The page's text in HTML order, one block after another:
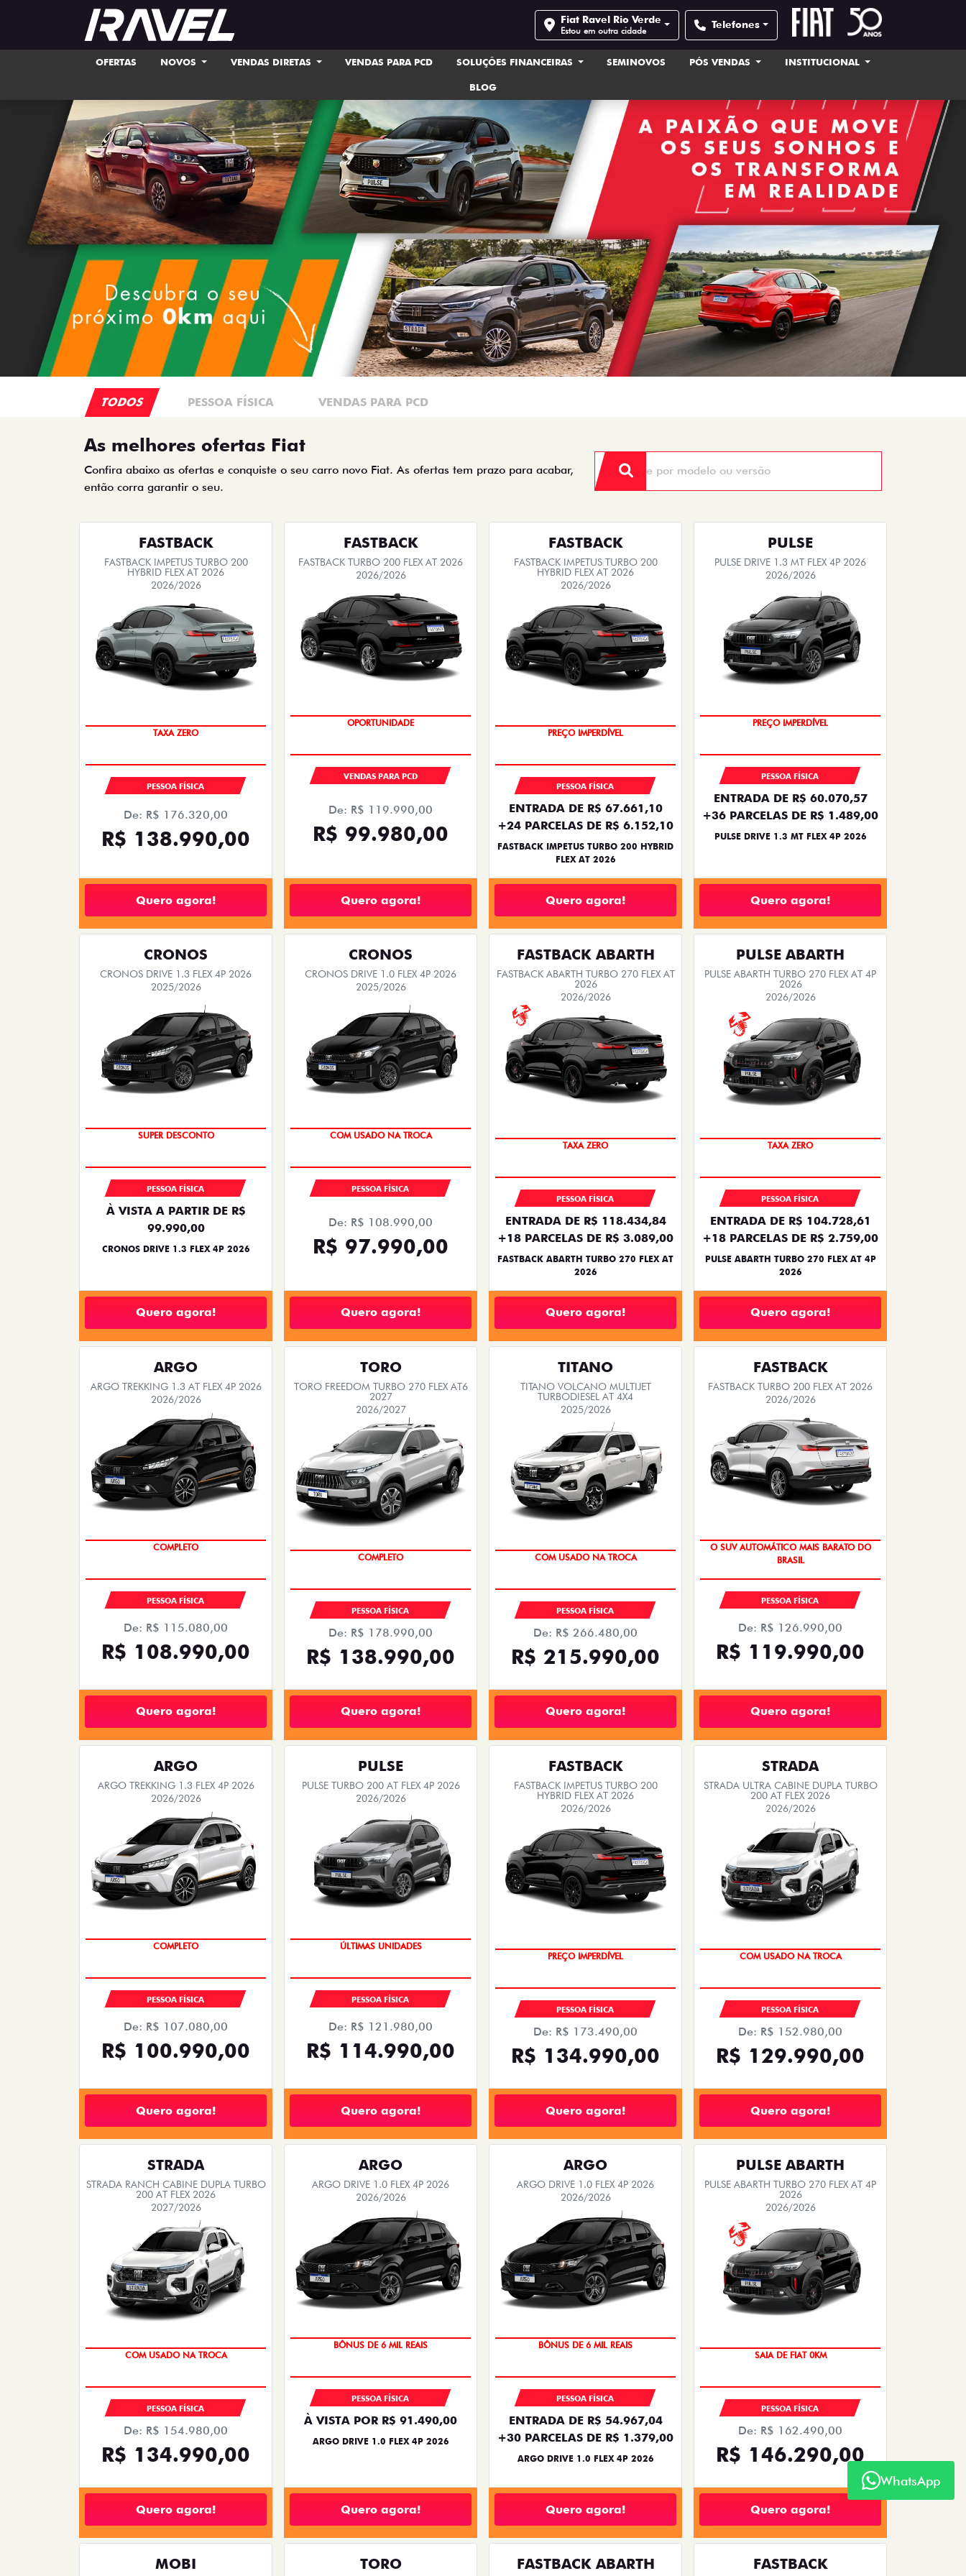
Fiat Ravel Rio Verde
Estou em outra cidade Telefones
OFERTAS NOVOS VENDAS DIRETAS VENDAS PARA PCD SOLUÇÕES FINANCEIRAS SEMINOVOS PÓS VENDAS INSTITUCIONAL
BLOG
TODOS PESSOA FÍSICA VENDAS PARA PCD
As melhores ofertas Fiat
Confira abaixo as ofertas e conquiste o seu carro novo Fiat. As ofertas tem prazo para acabar,
então corra garantir o seu.
FASTBACK
FASTBACK IMPETUS TURBO 200
HYBRID FLEX AT 2026
2026/2026
TAXA ZERO
PESSOA FÍSICA
De: R$ 176.320,00
R$ 138.990,00
Quero agora!
FASTBACK
FASTBACK TURBO 200 FLEX AT 2026
2026/2026
OPORTUNIDADE
VENDAS PARA PCD
De: R$ 119.990,00
R$ 99.980,00
Quero agora!
FASTBACK
FASTBACK IMPETUS TURBO 200
HYBRID FLEX AT 2026
2026/2026
OPORTUNIDADE
PESSOA FÍSICA
ENTRADA DE R$ 67.661,10
+24 PARCELAS DE R$ 6.152,10
FASTBACK IMPETUS TURBO 200 HYBRID
FLEX AT 2026
Quero agora!
PULSE
PULSE DRIVE 1.3 MT FLEX 4P 2026
2026/2026
OPORTUNIDADE
PESSOA FÍSICA
ENTRADA DE R$ 60.070,57
+36 PARCELAS DE R$ 1.489,00
PULSE DRIVE 1.3 MT FLEX 4P 2026
Quero agora!
CRONOS
CRONOS DRIVE 1.3 FLEX 4P 2026
2025/2026
BÔNUS DE ATÉ R$ 14 MIL
PESSOA FÍSICA
À VISTA A PARTIR DE R$
99.990,00
CRONOS DRIVE 1.3 FLEX 4P 2026
Quero agora!
CRONOS
CRONOS DRIVE 1.0 FLEX 4P 2026
2025/2026
SUPER DESCONTO
PESSOA FÍSICA
De: R$ 108.990,00
R$ 97.990,00
Quero agora!
FASTBACK ABARTH
FASTBACK ABARTH TURBO 270 FLEX AT
2026
2026/2026
SAIA DE FIAT 0KM
PESSOA FÍSICA
ENTRADA DE R$ 118.434,84
+18 PARCELAS DE R$ 3.089,00
FASTBACK ABARTH TURBO 270 FLEX AT
2026
Quero agora!
PULSE ABARTH
PULSE ABARTH TURBO 270 FLEX AT 4P
2026
2026/2026
SAIA DE FIAT 0KM
PESSOA FÍSICA
ENTRADA DE R$ 104.728,61
+18 PARCELAS DE R$ 2.759,00
PULSE ABARTH TURBO 270 FLEX AT 4P
2026
Quero agora!
ARGO
ARGO TREKKING 1.3 AT FLEX 4P 2026
2026/2026
COMPLETO
PESSOA FÍSICA
De: R$ 115.080,00
R$ 108.990,00
Quero agora!
TORO
TORO FREEDOM TURBO 270 FLEX AT6
2027
2026/2027
COM USADO NA TROCA
PESSOA FÍSICA
De: R$ 178.990,00
R$ 138.990,00
Quero agora!
TITANO
TITANO VOLCANO MULTIJET
TURBODIESEL AT 4X4
2025/2026
COM USADO NA TROCA
PESSOA FÍSICA
De: R$ 266.480,00
R$ 215.990,00
Quero agora!
FASTBACK
FASTBACK TURBO 200 FLEX AT 2026
2026/2026
COM CENTRAL MULTIMÍDIA
PESSOA FÍSICA
De: R$ 126.990,00
R$ 119.990,00
Quero agora!
ARGO
ARGO TREKKING 1.3 FLEX 4P 2026
2026/2026
COMPLETO
PESSOA FÍSICA
De: R$ 107.080,00
R$ 100.990,00
Quero agora!
PULSE
PULSE TURBO 200 AT FLEX 4P 2026
2026/2026
TAXA ZERO
PESSOA FÍSICA
De: R$ 121.980,00
R$ 114.990,00
Quero agora!
FASTBACK
FASTBACK IMPETUS TURBO 200
HYBRID FLEX AT 2026
2026/2026
OPORTUNIDADE
PESSOA FÍSICA
De: R$ 173.490,00
R$ 134.990,00
Quero agora!
STRADA
STRADA ULTRA CABINE DUPLA TURBO
200 AT FLEX 2026
2026/2026
COM USADO NA TROCA
PESSOA FÍSICA
De: R$ 152.980,00
R$ 129.990,00
Quero agora!
STRADA
STRADA RANCH CABINE DUPLA TURBO
200 AT FLEX 2026
2027/2026
COM USADO NA TROCA
PESSOA FÍSICA
De: R$ 154.980,00
R$ 134.990,00
Quero agora!
ARGO
ARGO DRIVE 1.0 FLEX 4P 2026
2026/2026
TAXA ZERO
PESSOA FÍSICA
À VISTA POR R$ 91.490,00
ARGO DRIVE 1.0 FLEX 4P 2026
Quero agora!
ARGO
ARGO DRIVE 1.0 FLEX 4P 2026
2026/2026
TAXA ZERO
PESSOA FÍSICA
ENTRADA DE R$ 54.967,04
+30 PARCELAS DE R$ 1.379,00
ARGO DRIVE 1.0 FLEX 4P 2026
Quero agora!
PULSE ABARTH
PULSE ABARTH TURBO 270 FLEX AT 4P
2026
2026/2026
OPORTUNIDADE
PESSOA FÍSICA
De: R$ 162.490,00
R$ 146.290,00
Quero agora!
MOBI TORO FASTBACK ABARTH FASTBACK
WhatsApp